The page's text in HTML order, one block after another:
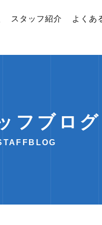
スタッフ紹介 よくあ
フブログ